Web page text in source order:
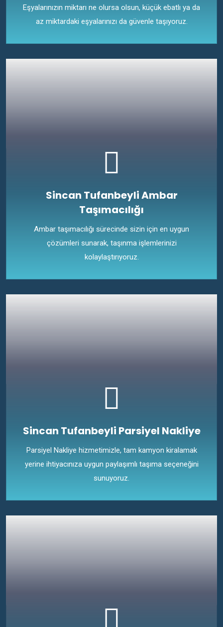
Eşyalarınızın miktarı ne olursa olsun, küçük ebatlı ya da
az miktardaki eşyalarınızı da güvenle taşıyoruz.
Sincan Tufanbeyli Ambar
Taşımacılığı
Ambar taşımacılığı sürecinde sizin için en uygun
çözümleri sunarak, taşınma işlemlerinizi
kolaylaştırıyoruz.
Sincan Tufanbeyli Parsiyel Nakliye
Parsiyel Nakliye hizmetimizle, tam kamyon kiralamak
yerine ihtiyacınıza uygun paylaşımlı taşıma seçeneğini
sunuyoruz.